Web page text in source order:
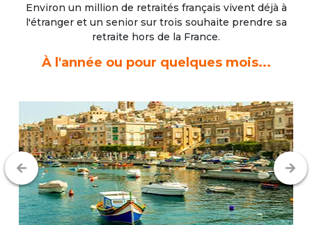
Environ un million de retraités français vivent déjà à
l'étrangeret un senior sur trois souhaite prendre sa
retraite hors de la France.
À l'année ou pour quelques mois...